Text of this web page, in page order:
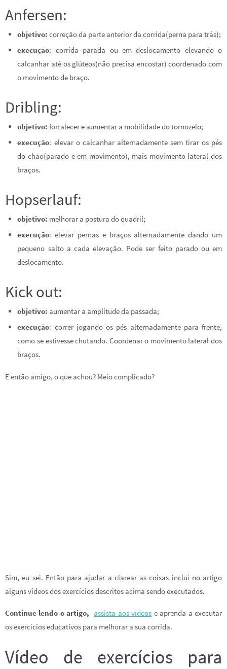
Anfersen:
objetivo:correção da parte anterior da corrida(perna para trás);
execução: corrida parada ou em deslocamento elevando o
calcanhar até os glúteos(não precisa encostar) coordenado com
o movimento de braço.
Dribling:
objetivo:fortalecer e aumentar a mobilidade do tornozelo;
execução: elevar o calcanhar alternadamente sem tirar os pés
do chão(parado e em movimento), mais movimento lateral dos
braços.
Hopserlauf:
objetivo: melhorar a postura do quadril;
execução: elevar pernas e braços alternadamente dando um
pequeno salto a cada elevação. Pode ser feito parado ou em
deslocamento.
Kick out:
objetivo: aumentar a amplitude da passada;
execução: correr jogando os pés alternadamente para frente,
como se estivesse chutando. Coordenar o movimento lateral dos
braços.
E então amigo, o que achou? Meio complicado?
Sim, eu sei. Então para ajudar a clarear as coisas incluí no artigo
alguns vídeos dos exercícios descritos acima sendo executados.
Continue lendo o artigo, assista aos vídeos e aprenda a executar
os exercícios educativos para melhorar a sua corrida.
Vídeo de exercícios para